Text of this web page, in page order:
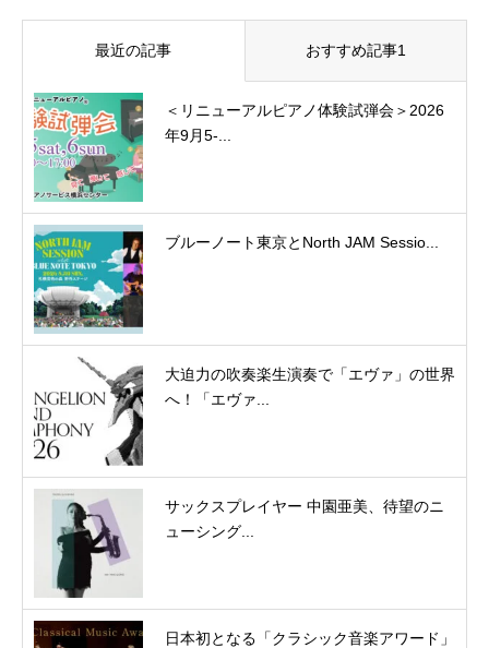
最近の記事 おすすめ記事1
＜リニューアルピアノ体験試弾会＞2026
年9月5-...
ブルーノート東京とNorth JAM Sessio...
大迫力の吹奏楽生演奏で「エヴァ」の世界
へ！「エヴァ...
サックスプレイヤー 中園亜美、待望のニ
ューシング...
日本初となる「クラシック音楽アワード」